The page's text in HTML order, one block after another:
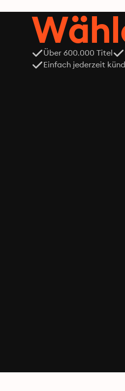
Über 600.000 Titel
Einfach jederzeit